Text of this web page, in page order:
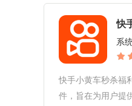
的使用体验。松迟
快
系
快手小黄车秒杀福
件，旨在为用户提